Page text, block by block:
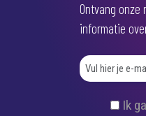
Ontvang
informatie
Ik